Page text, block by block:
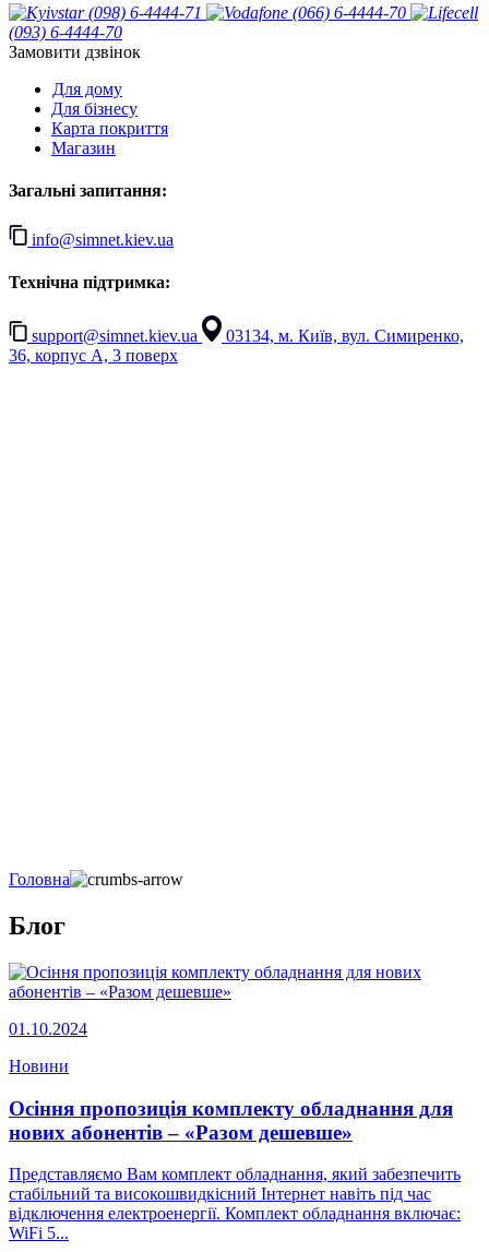
(098) 6-4444-71
(066) 6-4444-70
(093) 6-4444-70
Замовити дзвінок
Для дому
Для бізнесу
Карта покриття
Магазин
Загальні запитання:
info@simnet.kiev.ua
Технічна підтримка:
support@simnet.kiev.ua
03134, м. Київ, вул. Симиренко,
36, корпус А, 3 поверх
Головна
Блог
01.10.2024
Новини
Осіння пропозиція комплекту обладнання для
нових абонентів – «Разом дешевше»
Представляємо Вам комплект обладнання, який забезпечить
стабільний та високошвидкісний Інтернет навіть під час
відключення електроенергії. Комплект обладнання включає:
WiFi 5...